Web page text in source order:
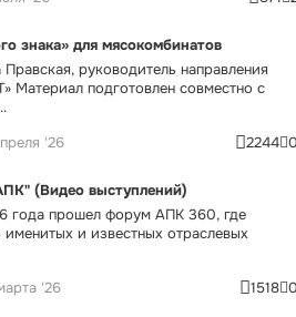
знака» для мясокомбинатов
руководитель направления
Материал подготовлен совместно с
'26 2244
(Видео выступлений)
года прошел форум АПК 360, где
и известных отраслевых
'26 1518